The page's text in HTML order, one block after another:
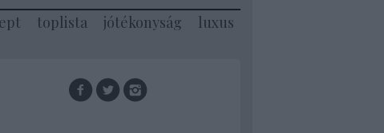
toplista jótékonyság luxus